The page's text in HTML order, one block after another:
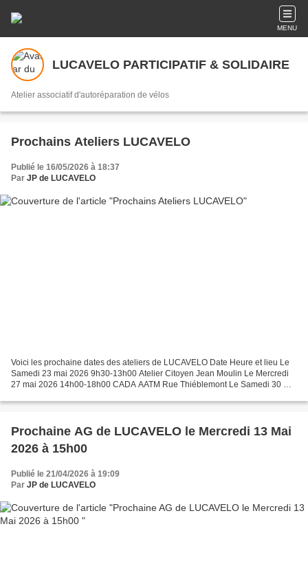
MENU
LUCAVELO PARTICIPATIF & SOLIDAIRE
Atelier associatif d'autoréparation de vélos
Prochains Ateliers LUCAVELO
Publié le 16/05/2026 à 18:37
Par JP de LUCAVELO
Voici les prochaine dates des ateliers de LUCAVELO Date Heure et lieu Le
Samedi 23 mai 2026 9h30-13h00 Atelier Citoyen Jean Moulin Le Mercredi
27 mai 2026 14h00-18h00 CADA AATM Rue Thiéblemont Le Samedi 30 mai
Prochaine AG de LUCAVELO le Mercredi 13 Mai
2026 à 15h00
Publié le 21/04/2026 à 19:09
Par JP de LUCAVELO